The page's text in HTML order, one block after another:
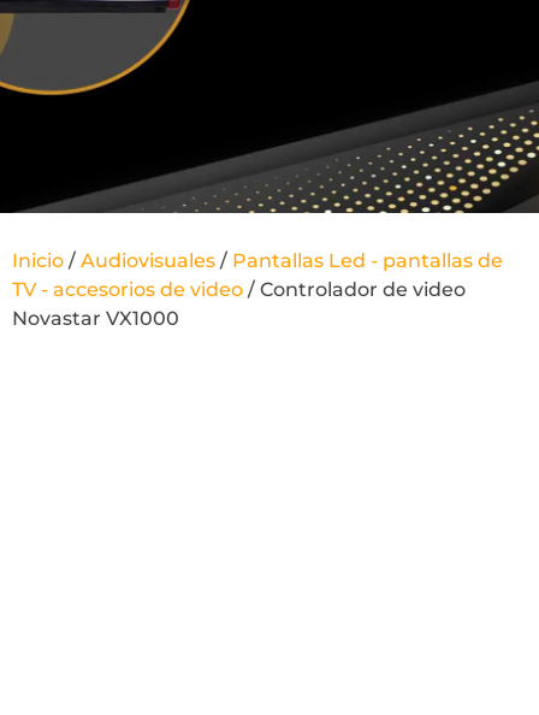
Inicio / Audiovisuales / Pantallas Led - pantallas de
TV - accesorios de video / Controlador de video
Novastar VX1000